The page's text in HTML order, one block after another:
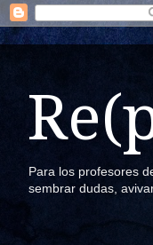
Para los profesores
sembrar dudas,